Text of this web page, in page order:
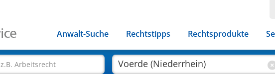
Anwalt-Suche Rechtstipps Rechtsprodukte
z.B. Arbeitsrecht